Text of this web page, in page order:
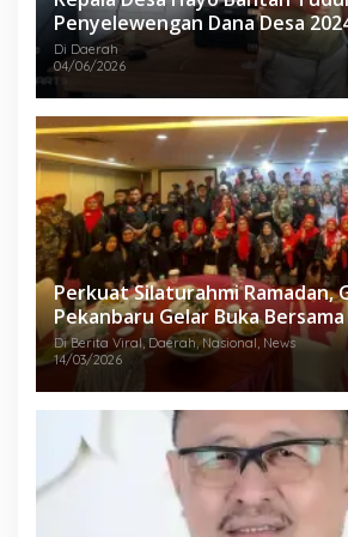
Penyelewengan Dana Desa
Informasi yang Beredar Tidak
Di Daerah
04/06/2026
Perkuat Silaturahmi Ramadan,
Pekanbaru Gelar Buka
Anak Yatim
Di Berita Viral, Daerah, Nasional, News
14/03/2026